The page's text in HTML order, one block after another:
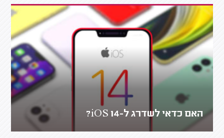
האם כדאי לשדרג ל-iOS 14?